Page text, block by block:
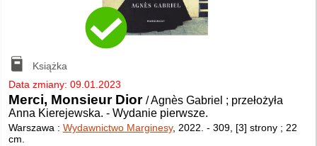
Książka
Data zmiany: 09.01.2023
Merci, Monsieur Dior / Agnès Gabriel ; przełożyła
Anna Kierejewska. - Wydanie pierwsze.
Warszawa : Wydawnictwo Marginesy, 2022. - 309, [3] strony ; 22
cm.